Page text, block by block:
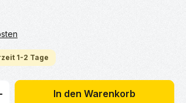
1-2 Tage
den gewünschten Wert
In den Warenkorb